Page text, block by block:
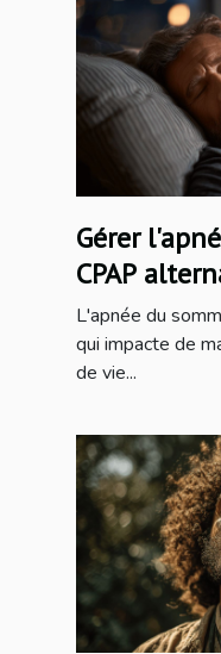
Gérer
CPAP
L'apnée du
qui impacte de
de vie...